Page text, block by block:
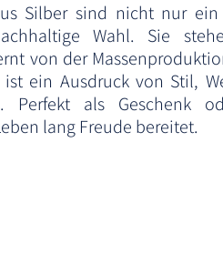
Silber sind nicht nur ein
Wahl. Sie
von der
ein Ausdruck von Stil,
Perfekt als Geschenk
lang Freude bereitet.